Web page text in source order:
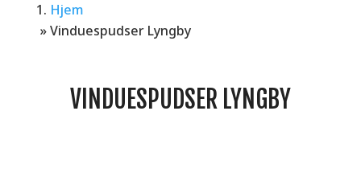
Hjem
»Vinduespudser Lyngby
VINDUESPUDSER LYNGBY